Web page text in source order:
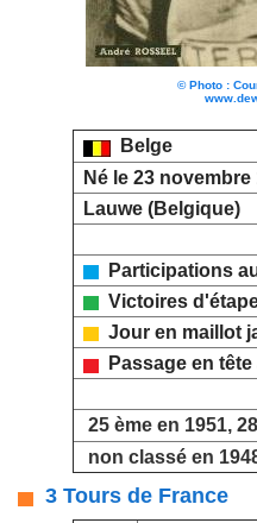
© Photo :
Belge
Né le 23 novembre
Lauwe (Belgique)
Participations
Victoires
Jour en maillot
Passage en
25 ème en 1951,
non classé en
3 Tours de France